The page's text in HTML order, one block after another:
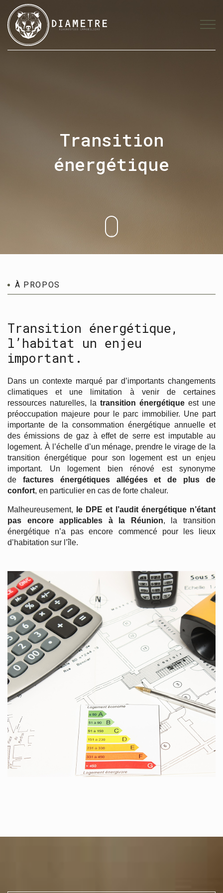
Transition
énergétique
À PROPOS
Transition énergétique,
l’habitat un enjeu
important.
Dans un contexte marqué par d’importants changements
climatiques et une limitation à venir de certaines
ressources naturelles, la transition énergétique est une
préoccupation majeure pour le parc immobilier. Une part
importante de la consommation énergétique annuelle et
des émissions de gaz à effet de serre est imputable au
logement. À l’échelle d’un ménage, prendre le virage de la
transition énergétique pour son logement est un enjeu
important. Un logement bien rénové est synonyme
de factures énergétiques allégées
et de plus de
confort, en particulier en cas de forte chaleur.
Malheureusement,
le DPE et l’audit énergétique n’étant
pas encore applicables à la Réunion, la transition
énergétique n’a pas encore commencé pour les lieux
d’habitation sur l’île.